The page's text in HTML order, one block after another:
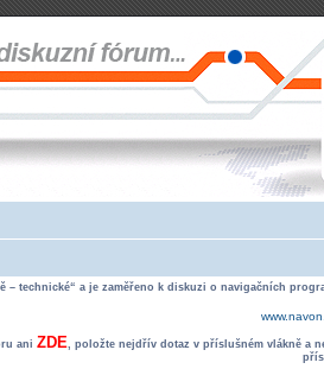
– technické“ a je zaměřeno k diskuzi o navigačních
ani ZDE, položte nejdřív dotaz v příslušném vlákně a